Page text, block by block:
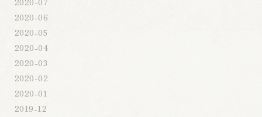
2020-06
2020-05
2020-04
2020-03
2020-02
2020-01
2019-12